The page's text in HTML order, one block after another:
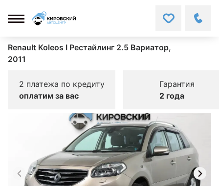
Renault Koleos I Рестайлинг 2.5 Вариатор,
2011
2 платежа по кредиту
оплатим за вас
Гарантия
2 года